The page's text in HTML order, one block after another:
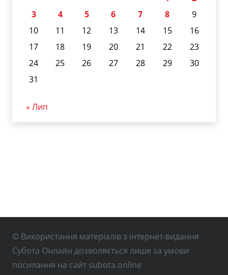
3
4 5 6 7 8
9
10
11 12 13 14 15
16
17
18 19 20 21 22
23
24
25 26 27 28 29
30
31
« Лип
© Використання матеріалів з інтернет-видання
Субота Онлайн дозволяється лише за умови
посилання на сайт subota.online